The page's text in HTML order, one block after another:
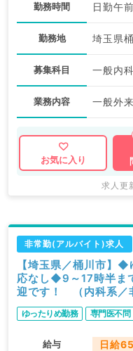
勤務時間 日勤午
勤務地 埼玉県
募集科目
業務内容 一般外来
お気に入り
求人更
非常勤(アルバイト)求人
【埼玉県／桶川市】
応なし◆9～17時半ま
迎です！ （内科系／
ゆったりめ勤務 専門医不問
給与 日給